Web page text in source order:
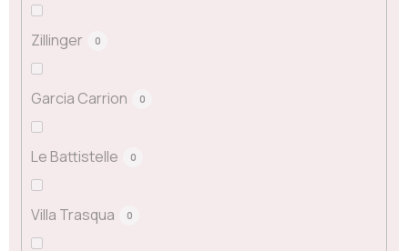
Zillinger 0
Garcia Carrion 0
Le Battistelle 0
Villa Trasqua 0